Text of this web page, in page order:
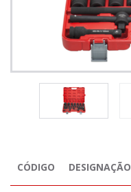
CÓDIGO DESIGNAÇÃO